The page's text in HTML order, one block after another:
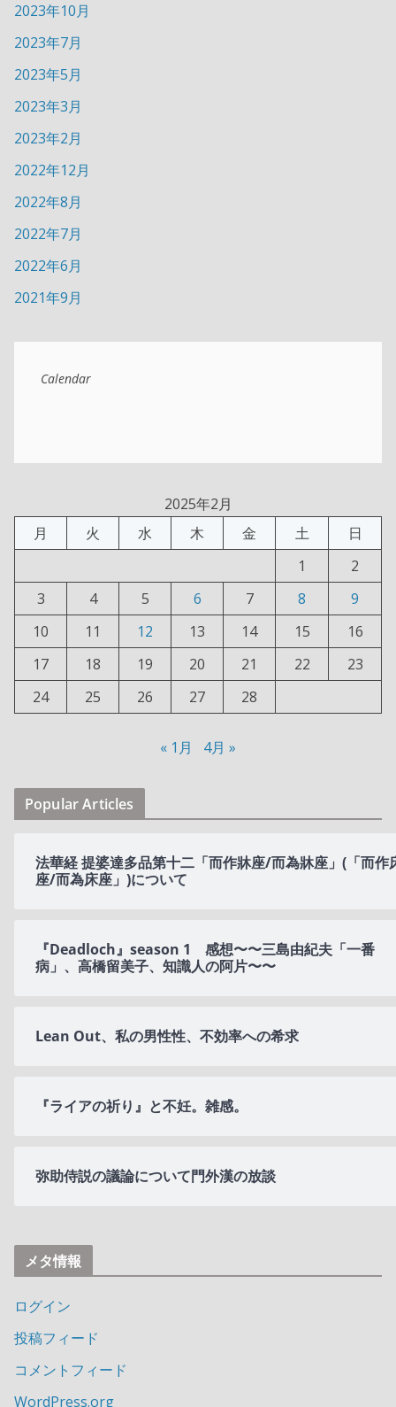
2023年10月
2023年7月
2023年5月
2023年3月
2023年2月
2022年12月
2022年8月
2022年7月
2022年6月
2021年9月
Calendar
2025年2月
月
火 水 木 金 土
日
1
2
3
4 5 6 7 8
9
10
11 12 13 14 15
16
17
18 19 20 21 22
23
24
25 26 27 28
« 1月 4月 »
Popular Articles
法華経 提婆達多品第十二「而作牀座/而為牀座」(「而作
座/而為床座」)について
『Deadloch』season 1 感想〜〜三島由紀夫「一番
病」、高橋留美子、知識人の阿片〜〜
Lean Out、私の男性性、不効率への希求
『ライアの祈り』と不妊。雑感。
弥助侍説の議論について門外漢の放談
メタ情報
ログイン
投稿フィード
コメントフィード
WordPress.org